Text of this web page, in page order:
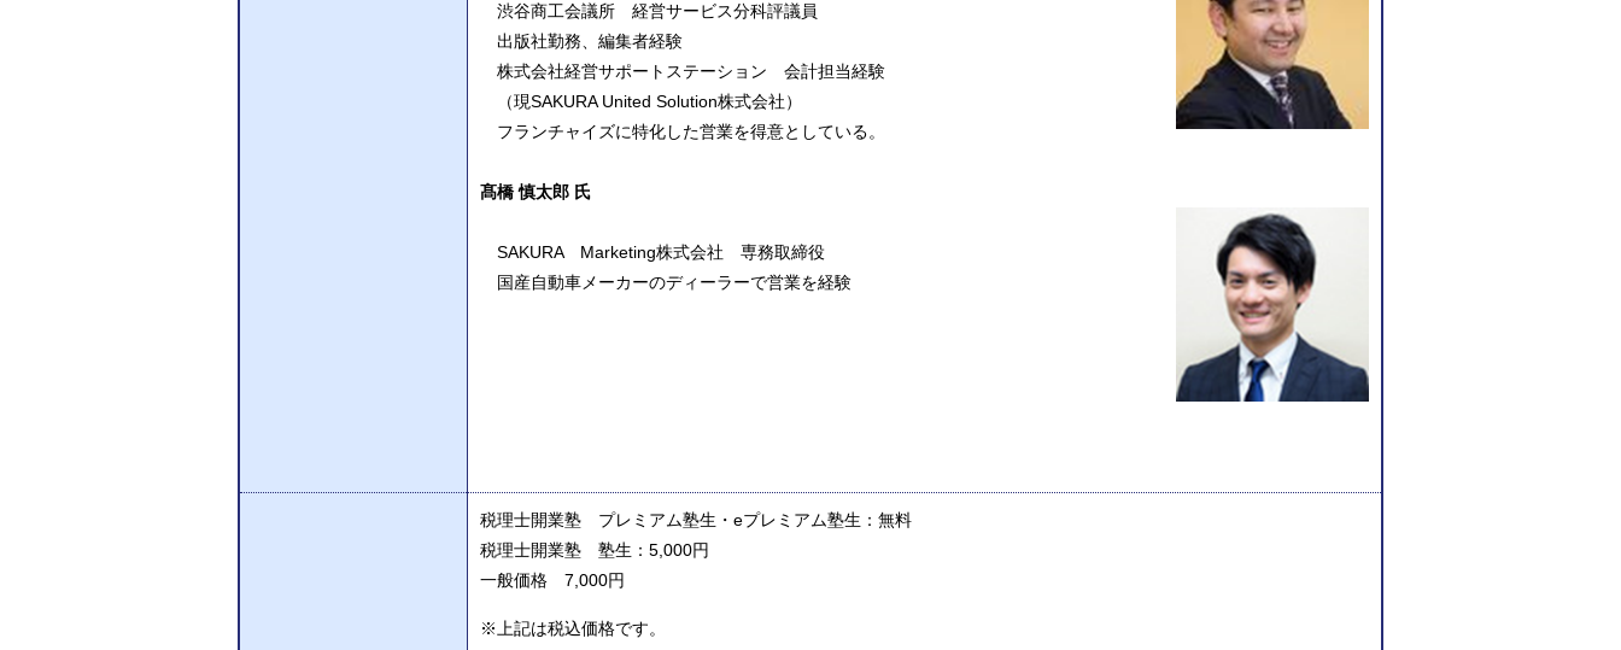
渋谷商工会議所 経営サービス分科評議員
出版社勤務、編集者経験
株式会社経営サポートステーション 会計担当経験
（現SAKURA United Solution株式会社）
フランチャイズに特化した営業を得意としている。
髙橋 慎太郎 氏
SAKURA Marketing株式会社 専務取締役
国産自動車メーカーのディーラーで営業を経験
税理士開業塾 プレミアム塾生・eプレミアム塾生：無料
税理士開業塾 塾生：5,000円
一般価格 7,000円
※上記は税込価格です。